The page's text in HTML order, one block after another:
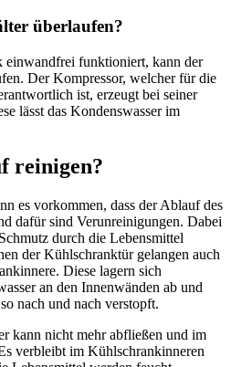
überlaufen?
einwandfrei funktioniert, kann der
Der Kompressor, welcher für die
ist, erzeugt bei seiner
lässt das Kondenswasser im
reinigen?
es vorkommen, dass der Ablauf des
dafür sind Verunreinigungen. Dabei
durch die Lebensmittel
der Kühlschranktür gelangen auch
Diese lagern sich
an den Innenwänden ab und
nach und nach verstopft.
kann nicht mehr abfließen und im
verbleibt im Kühlschrankinneren